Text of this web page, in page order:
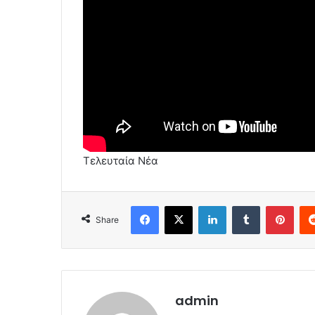
Τελευταία Νέα
Share
Facebook
X LinkedInTumblr
admin